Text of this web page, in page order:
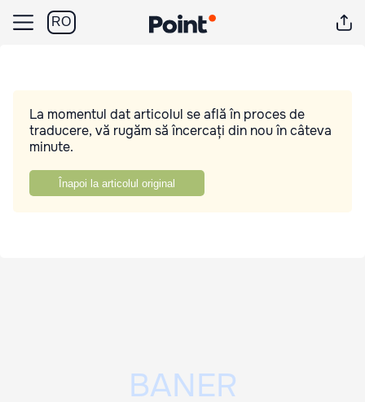
RO
La momentul dat articolul se află în proces de
traducere, vă rugăm să încercați din nou în câteva
minute.
Înapoi la articolul original